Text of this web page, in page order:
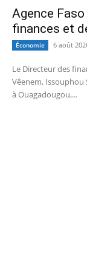
Agence
finances et
Économie 6 août
Le Directeur des
Vêenem, Issouphou
à Ouagadougou,...